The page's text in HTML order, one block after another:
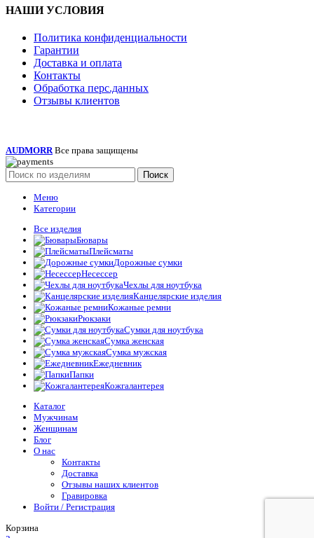
НАШИ УСЛОВИЯ
Политика конфиденциальности
Гарантии
Доставка и оплата
Контакты
Обработка перс.данных
Отзывы клиентов
AUDMORR Все права защищены
Поиск
Меню
Категории
Все изделия
Бювары
Плейсматы
Дорожные сумки
Несессер
Чехлы для ноутбука
Канцелярские изделия
Кожаные ремни
Рюкзаки
Сумки для ноутбука
Сумка женская
Сумка мужская
Ежедневник
Папки
Кожгалантерея
Каталог
Мужчинам
Женщинам
Блог
О нас
Контакты
Доставка
Отзывы наших клиентов
Гравировка
Войти / Регистрация
Корзина